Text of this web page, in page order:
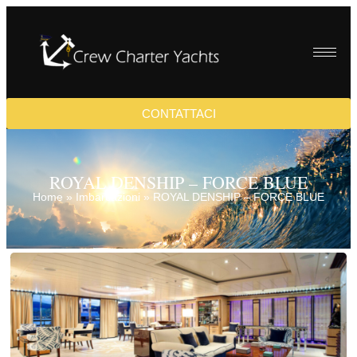
CONTATTACI
ROYAL DENSHIP – FORCE BLUE
Home » Imbarcazioni » ROYAL DENSHIP – FORCE BLUE